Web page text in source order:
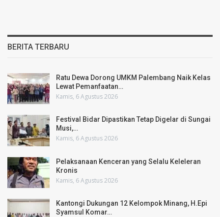
BERITA TERBARU
Ratu Dewa Dorong UMKM Palembang Naik Kelas
Lewat Pemanfaatan…
Kamis, 6 Agustus 2026
Festival Bidar Dipastikan Tetap Digelar di Sungai
Musi,…
Kamis, 6 Agustus 2026
Pelaksanaan Kenceran yang Selalu Keleleran
Kronis
Kamis, 6 Agustus 2026
Kantongi Dukungan 12 Kelompok Minang, H.Epi
Syamsul Komar…